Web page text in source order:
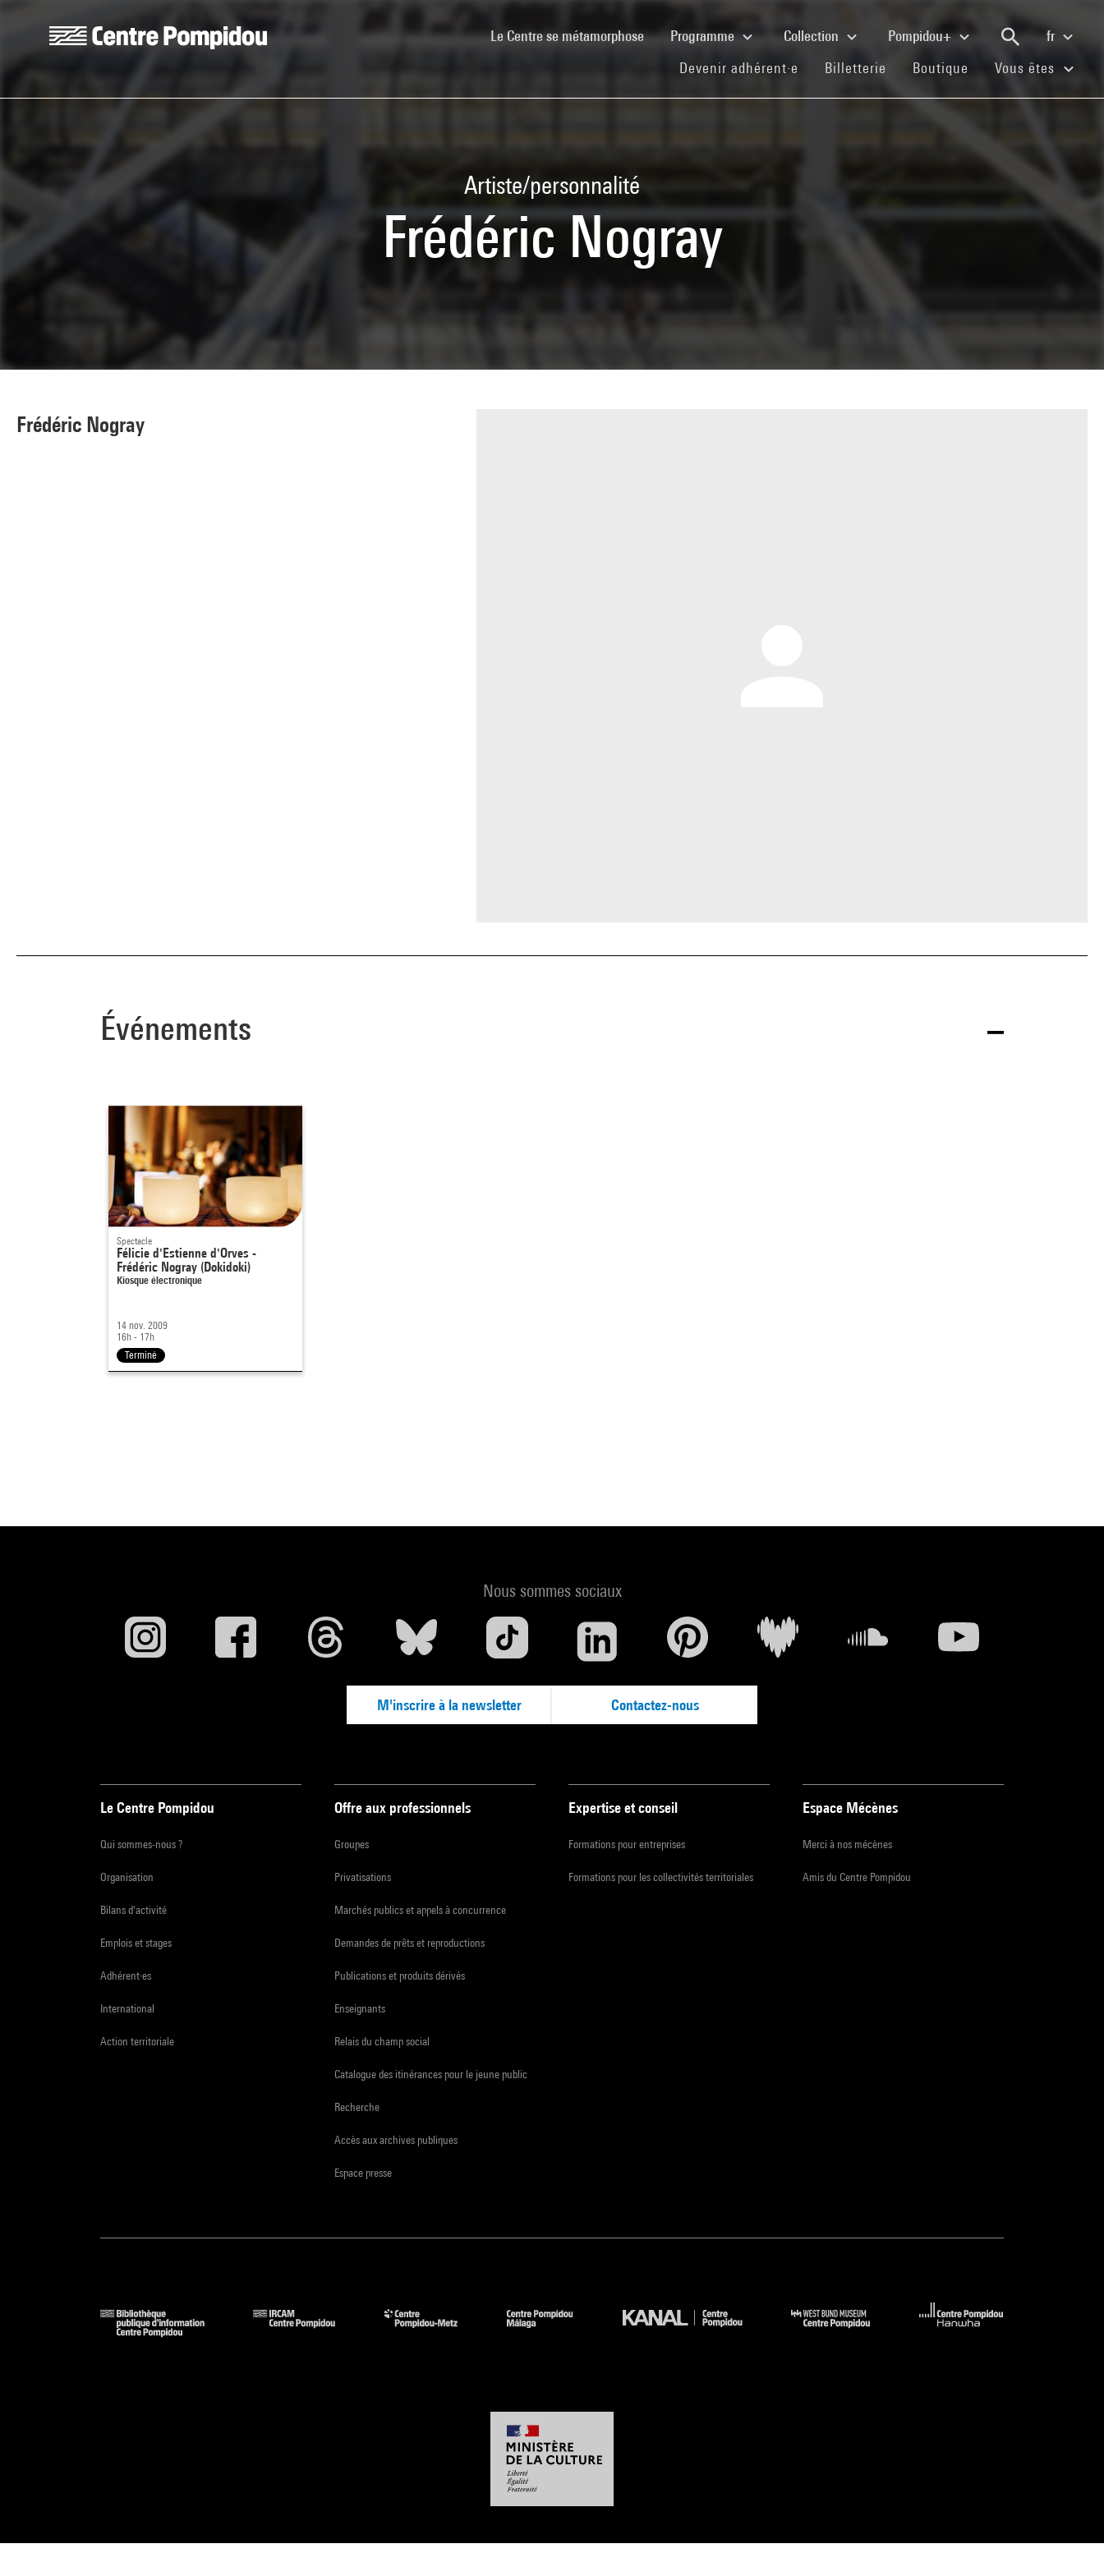
Le Centre se métamorphose(current)Programme Collection Pompidou+
fr
Devenir adhérent·e (current)
Billetterie (current)
Boutique (current)
Vous êtes
Artiste/personnalité
Frédéric Nogray
Frédéric Nogray
Événements
Spectacle
Félicie d'Estienne d'Orves -
Frédéric Nogray (Dokidoki)
Kiosque électronique
14 nov. 2009
16h - 17h
Terminé
Nous sommes sociaux
M'inscrire à la newsletter Contactez-nous
Le Centre Pompidou
Qui sommes-nous ?
Organisation
Bilans d'activité
Emplois et stages
Adhérent·es
International
Action territoriale
Offre aux professionnels
Groupes
Privatisations
Marchés publics et appels à concurrence
Demandes de prêts et reproductions
Publications et produits dérivés
Enseignants
Relais du champ social
Catalogue des itinérances pour le jeune public
Recherche
Accès aux archives publiques
Espace presse
Expertise et conseil
Formations pour entreprises
Formations pour les collectivités territoriales
Espace Mécènes
Merci à nos mécènes
Amis du Centre Pompidou